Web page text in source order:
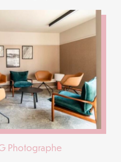
Photographe